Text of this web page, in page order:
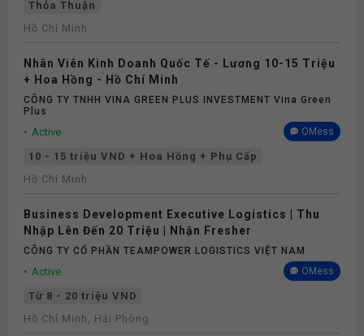
Thỏa Thuận
Hồ Chí Minh
Nhân Viên Kinh Doanh Quốc Tế - Lương 10-15 Triệu
+ Hoa Hồng - Hồ Chí Minh
CÔNG TY TNHH VINA GREEN PLUS INVESTMENT Vina Green
Plus
Active OMess
10 - 15 triệu VND + Hoa Hồng + Phụ Cấp
Hồ Chí Minh
Business Development Executive Logistics | Thu
Nhập Lên Đến 20 Triệu | Nhận Fresher
CÔNG TY CỔ PHẦN TEAMPOWER LOGISTICS VIỆT NAM
Active OMess
Từ 8 - 20 triệu VND
Hồ Chí Minh, Hải Phòng